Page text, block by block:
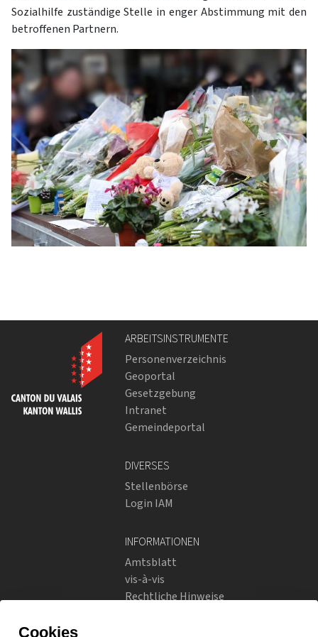
Sozialhilfe zuständige Stelle in enger Abstimmung mit den
betroffenen Partnern.
ARBEITSINSTRUMENTE
Personenverzeichnis
Geoportal
Gesetzgebung
Intranet
Gemeindeportal
DIVERSES
Stellenbörse
Login IAM
INFORMATIONEN
Amtsblatt
vis-à-vis
Rechtliche Hinweise